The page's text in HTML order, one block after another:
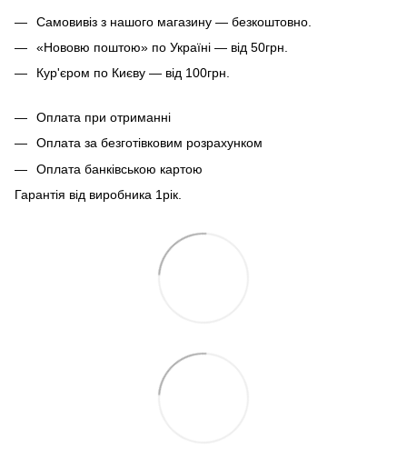
Самовивіз з нашого магазину — безкоштовно.
«Нововю поштою» по Україні — від 50грн.
Кур'єром по Києву — від 100грн.
Оплата при отриманні
Оплата за безготівковим розрахунком
Оплата банківською картою
Гарантія від виробника 1рiк.